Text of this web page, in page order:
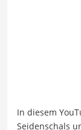
In diesem
Seidenschals